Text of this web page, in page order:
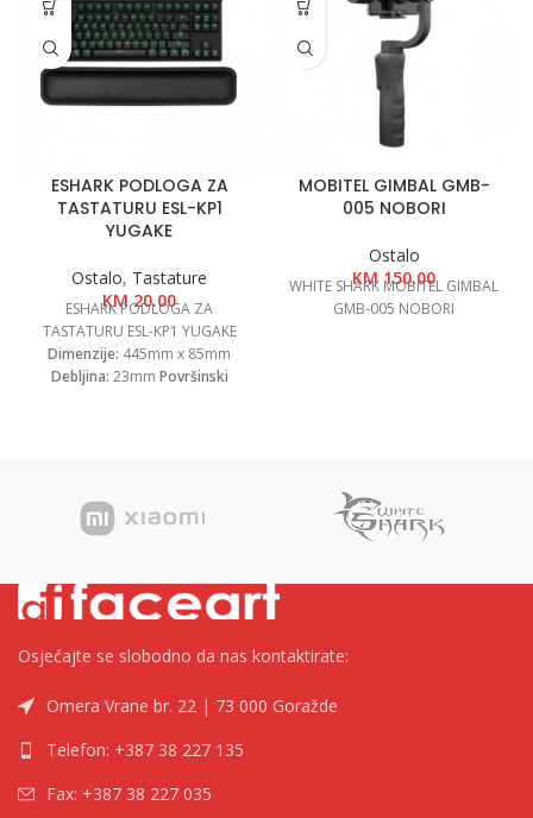
ESHARK PODLOGA ZA
TASTATURU ESL-KP1
YUGAKE
Ostalo, Tastature
KM20.00
ESHARK PODLOGA ZA
TASTATURU ESL-KP1 YUGAKE
Dimenzije: 445mm x 85mm
Debljina: 23mm Površinski
MOBITEL GIMBAL GMB-
005 NOBORI
Ostalo
KM150.00
WHITE SHARK MOBITEL GIMBAL
GMB-005 NOBORI
Osjećajte se slobodno da nas kontaktirate:
Omera Vrane br. 22 | 73 000 Goražde
Telefon: +387 38 227 135
Fax: +387 38 227 035